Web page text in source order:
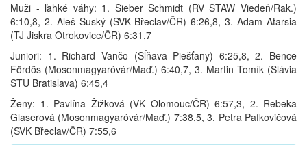
Muži - ľahké váhy: 1. Sieber Schmidt (RV STAW Viedeň/Rak.)
6:10,8, 2. Aleš Suský (SVK Břeclav/ČR) 6:26,8, 3. Adam Atarsia
(TJ Jiskra Otrokovice/ČR) 6:31,7
Juniori: 1. Richard Vančo (Sĺňava Piešťany) 6:25,8, 2. Bence
Fördős (Mosonmagyaróvár/Maď.) 6:40,7, 3. Martin Tomík (Slávia
STU Bratislava) 6:45,4
Ženy: 1. Pavlína Žižková (VK Olomouc/ČR) 6:57,3, 2. Rebeka
Glaserová (Mosonmagyaróvár/Maď.) 7:38,5, 3. Petra Pafkovičová
(SVK Břeclav/ČR) 7:55,6